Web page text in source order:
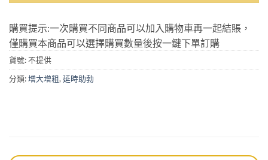
購買提示:一次購買不同商品可以加入購物車再一起結賬，
僅購買本商品可以選擇購買數量後按一鍵下單訂購
貨號:不提供
分類:增大增粗, 延時助勃